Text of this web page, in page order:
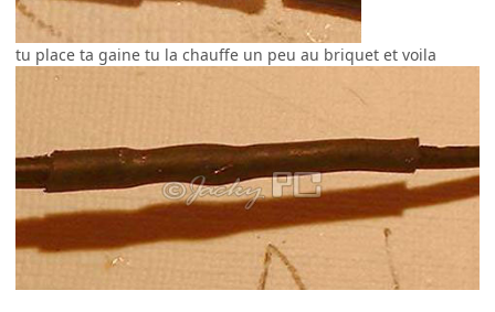
tu place ta gaine tu la chauffe un peu au briquet et voila